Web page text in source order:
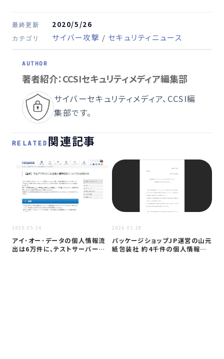
最終更新 2020/5/26
カテゴリ サイバー攻撃 / セキュリティニュース
著者紹介：CCSIセキュリティメディア編集部
サイバーセキュリティメディア、CCSI編
集部です。
RELATED 関連記事
2020.05.14
アイ･オー･データの個人情報流
出は6万件に、テストサーバーへ
2026.01.28
パッケージショップJP運営の山元
紙包装社 約4千件の個人情報漏